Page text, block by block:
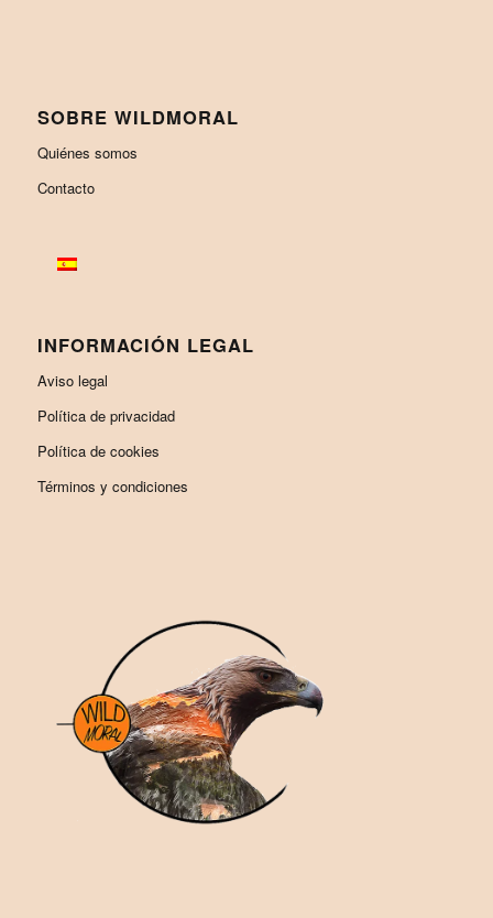
SOBRE WILDMORAL
Quiénes somos
Contacto
INFORMACIÓN LEGAL
Aviso legal
Política de privacidad
Política de cookies
Términos y condiciones